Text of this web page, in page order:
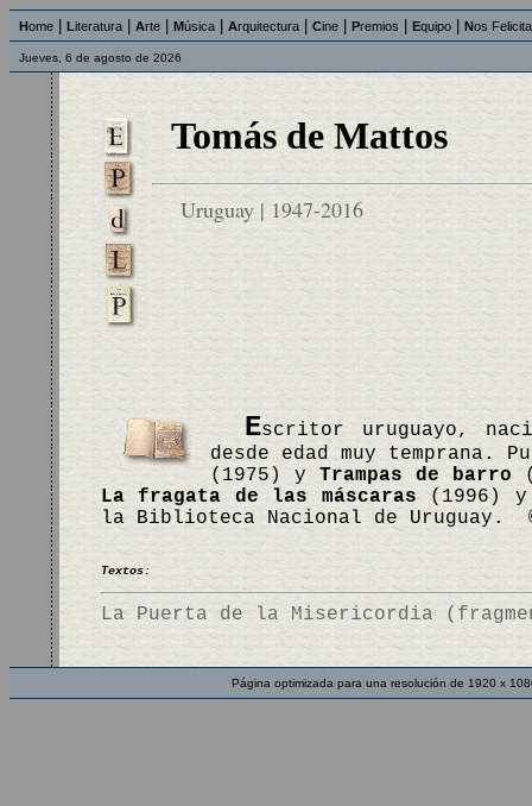
Home Literatura Arte Música Arquitectura Cine Premios Equipo Nos
Jueves, 6 de agosto de 2026
Tomás de Mattos
Uruguay | 1947-2016
Escritor uruguayo,
desde edad muy temprana.
(1975) y Trampas de barro
La fragata de las máscaras(1996)
la Biblioteca Nacional de Uruguay.
Textos:
La Puerta de la Misericordia
Página optimizada para una resolución de 1920 x